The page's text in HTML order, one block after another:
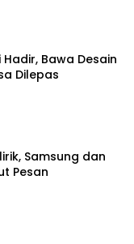
Hadir, Bawa Desain
Dilepas
Samsung dan
Pesan